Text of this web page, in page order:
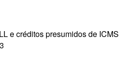
e créditos presumidos de ICMS